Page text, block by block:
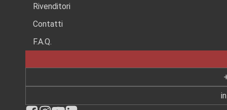
Rivenditori
Contatti
F.A.Q.
ANNI